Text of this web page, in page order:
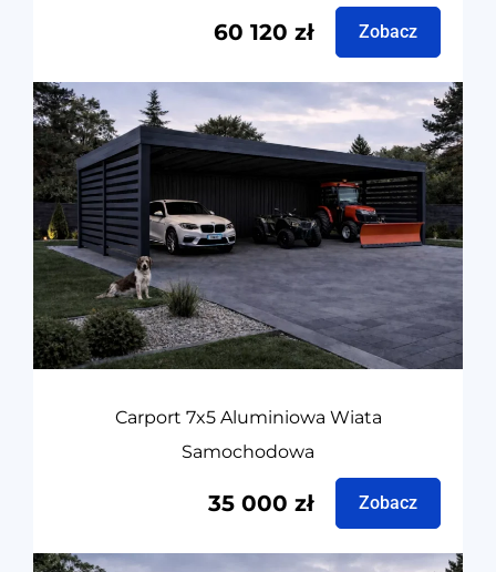
60 120 zł Zobacz
Carport 7x5 Aluminiowa Wiata
Samochodowa
35 000 zł Zobacz